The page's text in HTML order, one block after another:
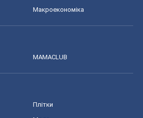
Макроекономіка
MAMACLUB
Плітки